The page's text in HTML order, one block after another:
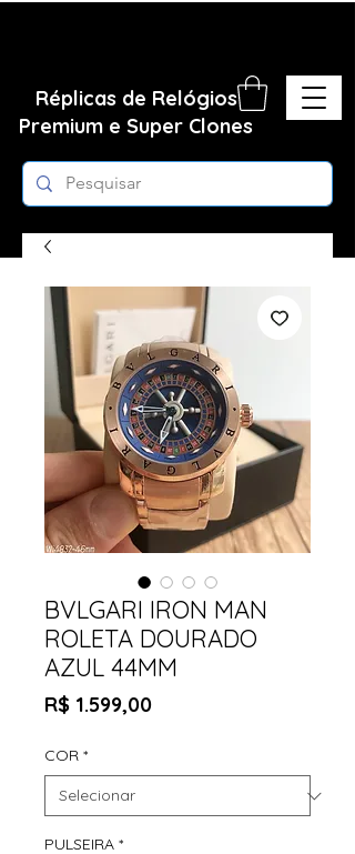
Réplicas de Relógios
Premium e Super Clones
BVLGARI IRON MAN
ROLETA DOURADO
AZUL 44MM
R$ 1.599,00Preço
COR *
PULSEIRA *